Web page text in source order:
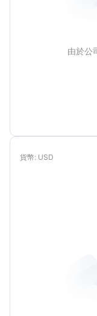
由於公
貨幣: USD